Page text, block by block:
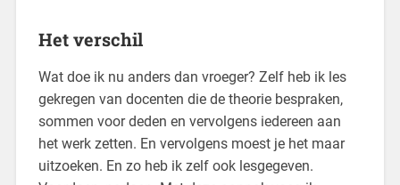
Het verschil
Wat doe ik nu anders dan vroeger? Zelf heb ik les
gekregen van docenten die de theorie bespraken,
sommen voor deden en vervolgens iedereen aan
het werk zetten. En vervolgens moest je het maar
uitzoeken. En zo heb ik zelf ook lesgegeven.